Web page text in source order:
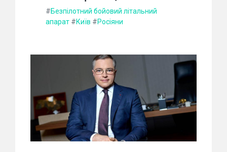
#Безпілотний бойовий літальний
апарат #Київ #Росіяни